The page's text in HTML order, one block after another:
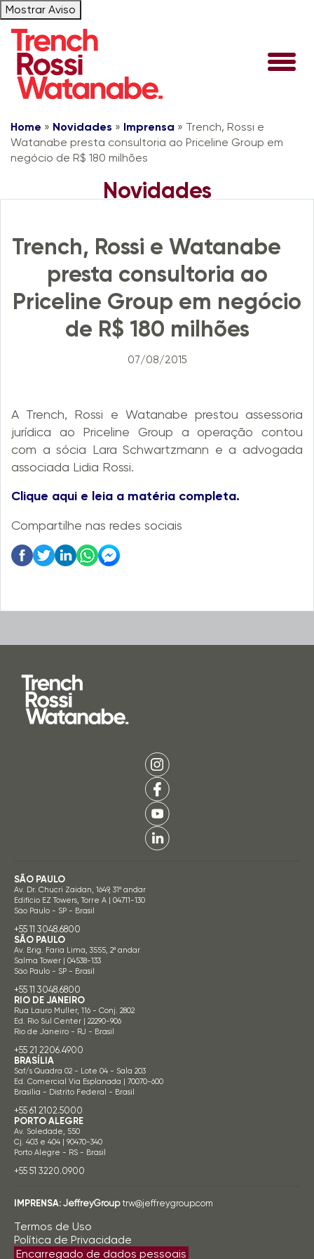
Mostrar Aviso
Home » Novidades » Imprensa » Trench, Rossi e
Watanabe presta consultoria ao Priceline Group em
negócio de R$ 180 milhões
Novidades
Trench, Rossi e Watanabe
presta consultoria ao
Priceline Group em negócio
de R$ 180 milhões
07/08/2015
A Trench, Rossi e Watanabe prestou assessoria
jurídica ao Priceline Group a operação contou
com a sócia Lara Schwartzmann e a advogada
associada Lidia Rossi.
Clique aqui e leia a matéria completa.
Compartilhe nas redes sociais
SÃO PAULO
Av. Dr. Chucri Zaidan, 1649, 31º andar
Edifício EZ Towers, Torre A | 04711-130
São Paulo - SP - Brasil
+55 11 3048.6800
SÃO PAULO
Av. Brig. Faria Lima, 3555, 2º andar
Salma Tower | 04538-133
São Paulo - SP - Brasil
+55 11 3048.6800
RIO DE JANEIRO
Rua Lauro Muller, 116 - Conj. 2802
Ed. Rio Sul Center | 22290-906
Rio de Janeiro - RJ - Brasil
+55 21 2206.4900
BRASÍLIA
Saf/s Quadra 02 - Lote 04 - Sala 203
Ed. Comercial Via Esplanada | 70070-600
Brasília - Distrito Federal - Brasil
+55 61 2102.5000
PORTO ALEGRE
Av. Soledade, 550
Cj. 403 e 404 | 90470-340
Porto Alegre - RS - Brasil
+55 51 3220.0900
IMPRENSA: JeffreyGroup trw@jeffreygroup.com
Termos de Uso
Política de Privacidade
Encarregado de dados pessoais